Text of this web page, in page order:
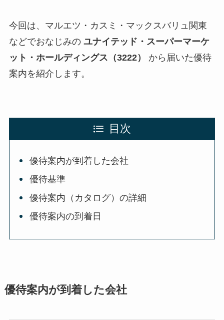
今回は、マルエツ・カスミ・マックスバリュ関東
などでおなじみの ユナイテッド・スーパーマーケ
ット・ホールディングス（3222）
から届いた優待
案内を紹介します。
目次
優待案内が到着した会社
優待基準
優待案内（カタログ）の詳細
優待案内の到着日
優待案内が到着した会社